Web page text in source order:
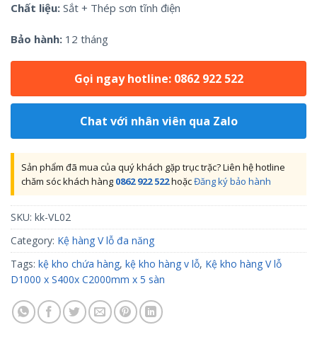
Chất liệu: Sắt + Thép sơn tĩnh điện
Bảo hành: 12 tháng
Gọi ngay hotline: 0862 922 522
Chat với nhân viên qua Zalo
Sản phẩm đã mua của quý khách gặp trục trặc? Liên hệ hotline
chăm sóc khách hàng 0862 922 522hoặcĐăng ký bảo hành
SKU: kk-VL02
Category: Kệ hàng V lỗ đa năng
Tags: kệ kho chứa hàng, kệ kho hàng v lỗ, Kệ kho hàng V lỗ
D1000 x S400x C2000mm x 5 sàn